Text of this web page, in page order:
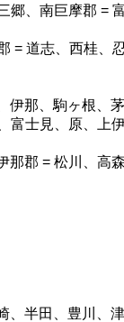
郷、南巨摩郡 =
= 道志、西桂、
伊那、駒ヶ根、
富士見、原、上
那郡 = 松川、高
、半田、豊川、